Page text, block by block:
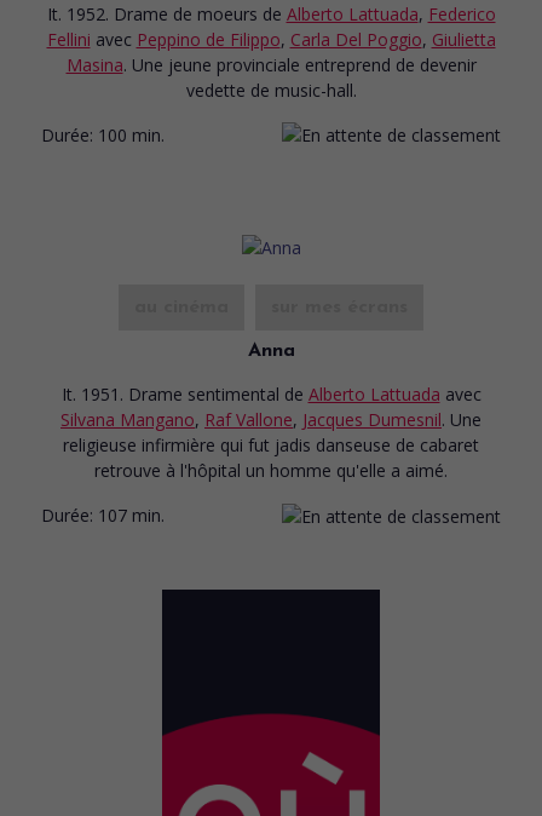
It. 1952. Drame de moeurs de Alberto Lattuada, Federico
Fellini avec Peppino de Filippo, Carla Del Poggio, Giulietta
Masina. Une jeune provinciale entreprend de devenir
vedette de music-hall.
Durée: 100 min.
Anna
It. 1951. Drame sentimental de Alberto Lattuada avec
Silvana Mangano, Raf Vallone, Jacques Dumesnil. Une
religieuse infirmière qui fut jadis danseuse de cabaret
retrouve à l'hôpital un homme qu'elle a aimé.
Durée: 107 min.